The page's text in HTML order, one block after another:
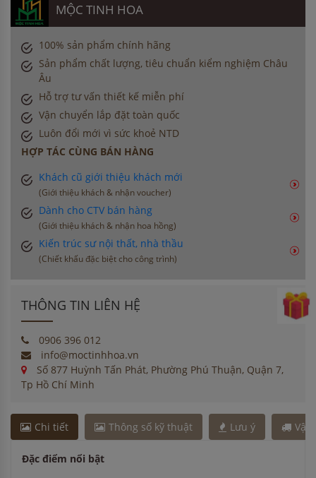
MỘC TINH HOA
100% sản phẩm chính hãng
Sản phẩm chất lượng, tiêu chuẩn kiểm nghiệm Châu
Âu
Hỗ trợ tư vấn thiết kế miễn phí
Vận chuyển lắp đặt toàn quốc
Luôn đổi mới vì sức khoẻ NTD
HỢP TÁC CÙNG BÁN HÀNG
Khách cũ giới thiệu khách mới
(Giới thiệu khách & nhận voucher)
Dành cho CTV bán hàng
(Giới thiệu khách & nhận hoa hồng)
Kiến trúc sư nội thất, nhà thầu
(Chiết khấu đặc biệt cho công trình)
THÔNG TIN LIÊN HỆ
0906 396 012
info@moctinhhoa.vn
Số 877 Huỳnh Tấn Phát, Phường Phú Thuận, Quận 7,
Tp Hồ Chí Minh
Chi tiết Thông số kỹ thuật Lưu ý Vận
Đặc điểm nổi bật